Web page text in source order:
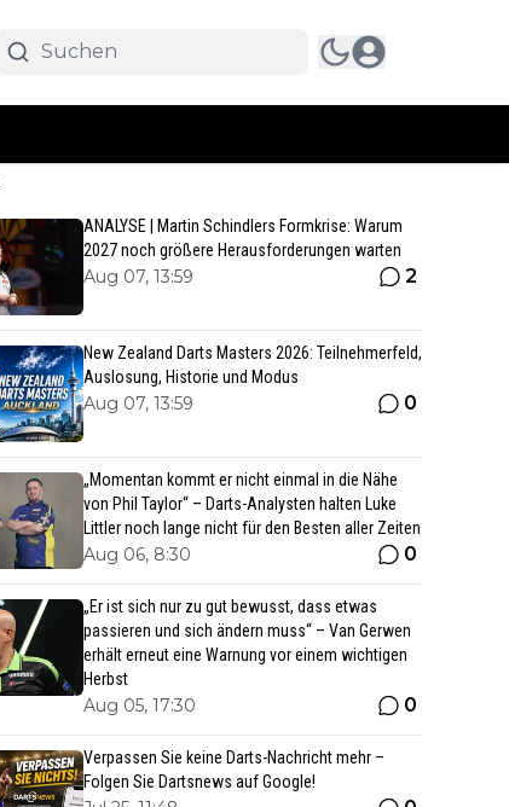
ANALYSE | Martin Schindlers Formkrise: Warum
2027 noch größere Herausforderungen warten
Aug 07, 13:59 2
New Zealand Darts Masters 2026: Teilnehmerfeld,
Auslosung, Historie und Modus
Aug 07, 13:59 0
„Momentan kommt er nicht einmal in die Nähe
von Phil Taylor“ – Darts-Analysten halten Luke
Littler noch lange nicht für den Besten aller Zeiten
Aug 06, 8:30 0
„Er ist sich nur zu gut bewusst, dass etwas
passieren und sich ändern muss“ – Van Gerwen
erhält erneut eine Warnung vor einem wichtigen
Herbst
Aug 05, 17:30 0
Verpassen Sie keine Darts-Nachricht mehr –
Folgen Sie Dartsnews auf Google!